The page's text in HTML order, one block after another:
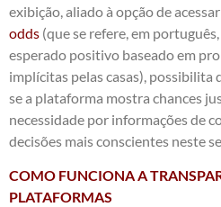
exibição, aliado à opção de
odds (que se refere, em
esperado positivo baseado em
implícitas pelas casas), possibilita
se a plataforma mostra chances
necessidade por informações de
decisões mais conscientes neste
COMO FUNCIONA A
PLATAFORMAS